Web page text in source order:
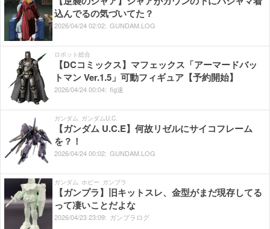
込んでるの気づいてた？
2026/04/2402:02: GUNDAM.LOG
ロボット総合
【DCコミックス】マフェックス「アーマードバッ
トマン Ver.1.5」可動フィギュア【予約開始】
2026/04/2400:04: fig速
ガンダム ガンダムU.C.
【ガンダム U.C.E】何故リゼルにサイコフレーム
を？！
2026/04/2400:02: GUNDAM.LOG
ガンダム ホビー ガンプラ
【ガンプラ】旧キットスレ、金型がまだ現存してる
って凄いことだよな
2026/04/2323:09: ガンプラログ